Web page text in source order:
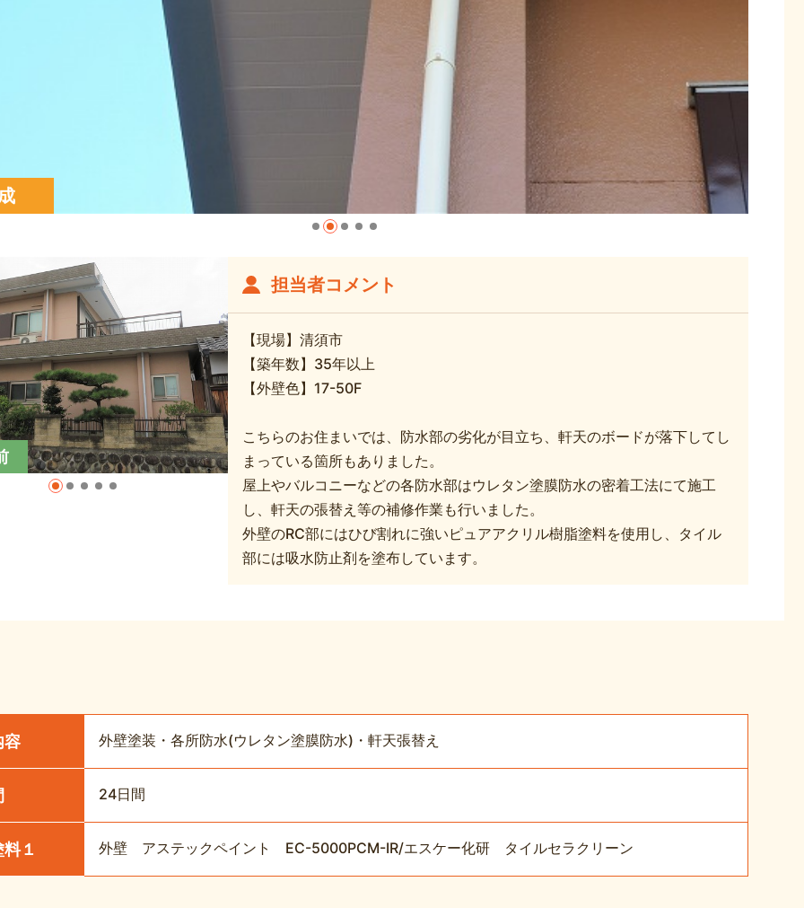
担当者コメント
【現場】清須市
【築年数】35年以上
【外壁色】17-50F
こちらのお住まいでは、防水部の劣化が目立ち、軒天のボードが落下してし
まっている箇所もありました。
屋上やバルコニーなどの各防水部はウレタン塗膜防水の密着工法にて施工
し、軒天の張替え等の補修作業も行いました。
外壁のRC部にはひび割れに強いピュアアクリル樹脂塗料を使用し、タイル
部には吸水防止剤を塗布しています。
容 外壁塗装・各所防水(ウレタン塗膜防水)・軒天張替え
24日間
１ 外壁 アステックペイント EC-5000PCM-IR/エスケー化研 タイルセラクリーン